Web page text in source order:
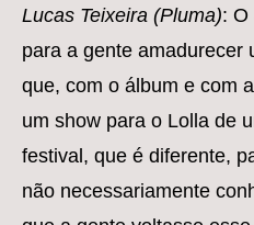
Lucas Teixeira (Pluma): O
para a gente amadurecer
que, com o álbum e com
um show para o Lolla de
festival, que é diferente,
não necessariamente